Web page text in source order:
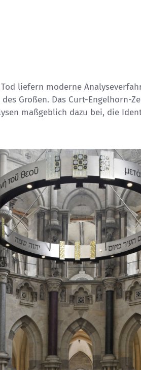
Tod liefern moderne
Großen. Das Curt-Engelhorn-
maßgeblich dazu bei, die